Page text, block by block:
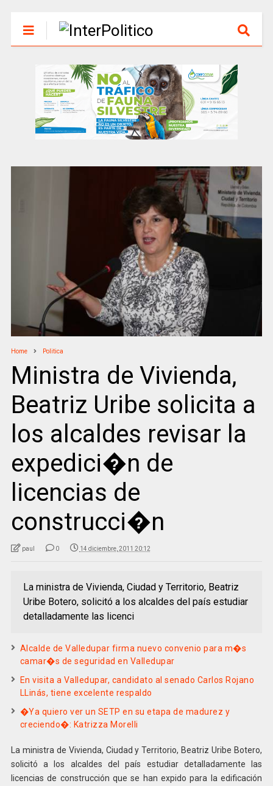
Home Politica
Ministra de Vivienda,
Beatriz Uribe solicita a
los alcaldes revisar la
expedici�n de
licencias de
construcci�n
paul 0 14 diciembre, 2011 20:12
La ministra de Vivienda, Ciudad y Territorio, Beatriz
Uribe Botero, solicitó a los alcaldes del país estudiar
detalladamente las licenci
Alcalde de Valledupar firma nuevo convenio para m�s
camar�s de seguridad en Valledupar
En visita a Valledupar, candidato al senado Carlos Rojano
LLinás, tiene excelente respaldo
�Ya quiero ver un SETP en su etapa de madurez y
creciendo�: Katrizza Morelli
La ministra de Vivienda, Ciudad y Territorio, Beatriz Uribe Botero,
solicitó a los alcaldes del país estudiar detalladamente las
licencias de construcción que se han expido para la edificación